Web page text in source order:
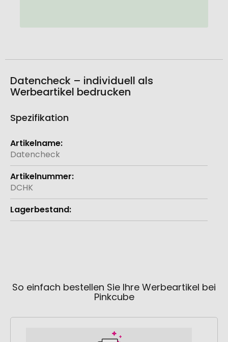
Datencheck – individuell als
Werbeartikel bedrucken
Spezifikation
Weitere
Informationen
Datencheck
DCHK
So einfach bestellen Sie Ihre Werbeartikel bei
Pinkcube